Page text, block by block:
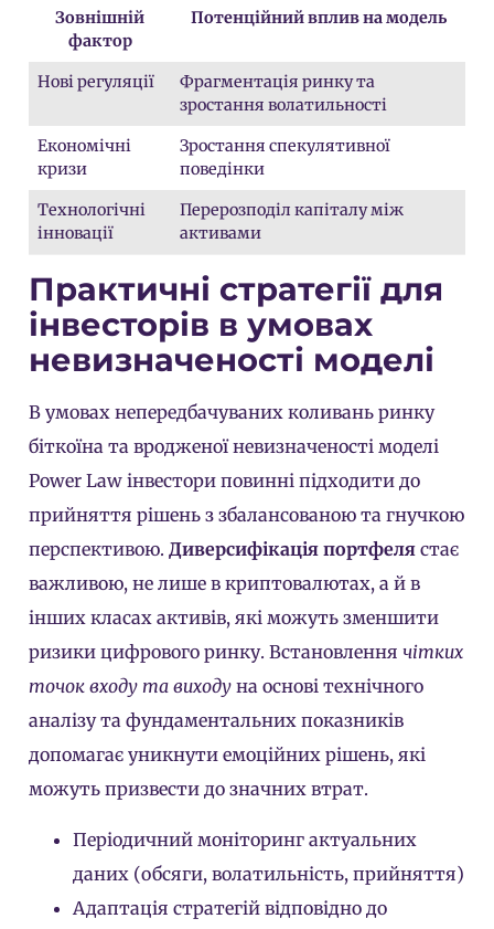
Зовнішній
фактор
Потенційний вплив на модель
Нові регуляції
Фрагментація ринку та
зростання волатильності
Економічні
кризи
Зростання спекулятивної
поведінки
Технологічні
інновації
Перерозподіл капіталу між
активами
Практичні стратегії для
інвесторів в умовах
невизначеності моделі
В умовах непередбачуваних коливань ринку
біткоїна та вродженої невизначеності моделі
Power Law інвестори повинні підходити до
прийняття рішень з збалансованою та гнучкою
перспективою. Диверсифікація портфеля стає
важливою, не лише в криптовалютах, а й в
інших класах активів, які можуть зменшити
ризики цифрового ринку. Встановлення чітких
точок входу та виходу на основі технічного
аналізу та фундаментальних показників
допомагає уникнути емоційних рішень, які
можуть призвести до значних втрат.
Періодичний моніторинг актуальних
даних (обсяги, волатильність, прийняття)
Адаптація стратегій відповідно до